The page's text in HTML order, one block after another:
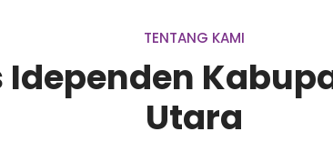
TENTANG KAMI
Utara